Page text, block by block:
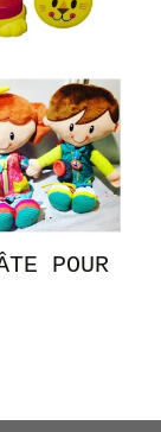
POUR